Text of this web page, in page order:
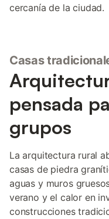
cercanía de la ciudad.
Casas
pensada
grupos
La arquitectura rural
casas de piedra
aguas y muros
verano y el calor en
construcciones